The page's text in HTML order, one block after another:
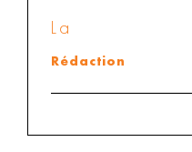
La
Rédaction